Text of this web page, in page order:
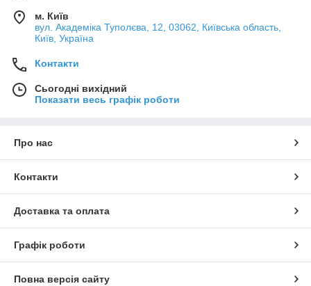
м. Київ
вул. Академіка Туполєва, 12, 03062, Київська область,
Київ, Україна
Контакти
Сьогодні вихідний
Показати весь графік роботи
Про нас
Контакти
Доставка та оплата
Графік роботи
Повна версія сайту